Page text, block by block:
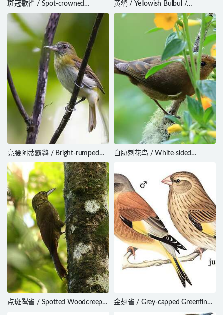
斑冠歌雀 / Spot-crowned
Euphonia / Euphonia imitans
黄鹎 / Yellowish Bulbul /
Hypsipetes everetti
亮腰阿蒂霸鹟 / Bright-rumped
Attila / Attila spadiceus
白胁刺花鸟 / White-sided
点斑䴕雀 / Spotted Woodcreeper
金翅雀 / Grey-capped Greenfinch